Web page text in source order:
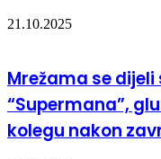
21.10.2025
Mrežama se
“Supermana”,
kolegu nakon